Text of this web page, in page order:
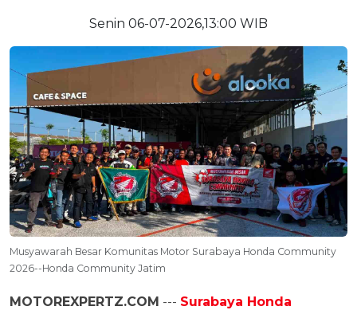
Senin 06-07-2026,13:00 WIB
Musyawarah Besar Komunitas Motor Surabaya Honda Community
2026--Honda Community Jatim
MOTOREXPERTZ.COM --- Surabaya Honda